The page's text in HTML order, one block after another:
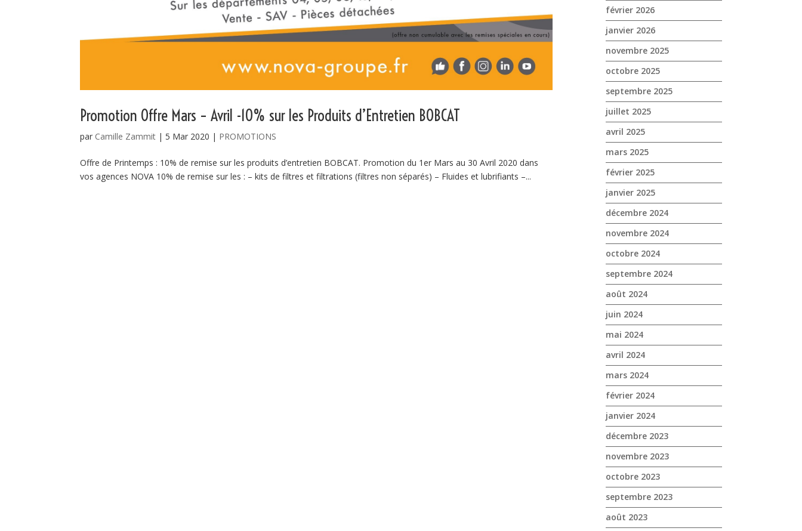
Promotion Offre Mars – Avril -10% sur les Produits d’Entretien BOBCAT
par Camille Zammit |5 Mar 2020 | PROMOTIONS
Offre de Printemps : 10% de remise sur les produits d’entretien BOBCAT. Promotion du 1er Mars au 30 Avril 2020 dans
vos agences NOVA 10% de remise sur les : – kits de filtres et filtrations (filtres non séparés) – Fluides et lubrifiants –...
février 2026
janvier 2026
novembre 2025
octobre 2025
septembre 2025
juillet 2025
avril 2025
mars 2025
février 2025
janvier 2025
décembre 2024
novembre 2024
octobre 2024
septembre 2024
août 2024
juin 2024
mai 2024
avril 2024
mars 2024
février 2024
janvier 2024
décembre 2023
novembre 2023
octobre 2023
septembre 2023
août 2023